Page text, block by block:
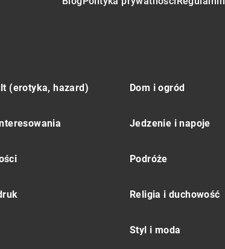
(erotyka, hazard) Dom i ogród
Jedzenie i napoje
Podróże
Religia i duchowość
Styl i moda